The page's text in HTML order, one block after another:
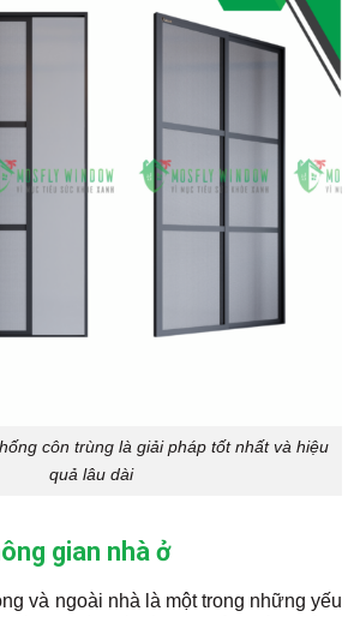
côn trùng là giải pháp tốt nhất và hiệu
quả lâu dài
gian nhà ở
và ngoài nhà là một trong những yếu